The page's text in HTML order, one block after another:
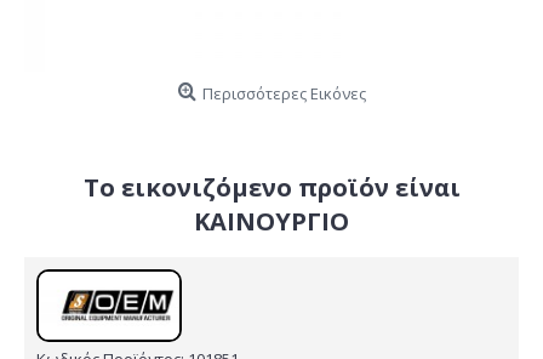
Περισσότερες Εικόνες
Το εικονιζόμενο προϊόν είναι
ΚΑΙΝΟΥΡΓΙΟ